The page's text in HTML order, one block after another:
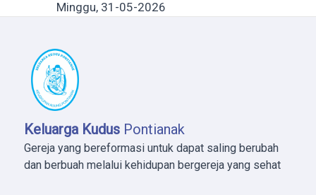
Minggu, 31-05-2026
Keluarga Kudus Pontianak
Gereja yang bereformasi untuk dapat saling berubah
dan berbuah melalui kehidupan bergereja yang sehat